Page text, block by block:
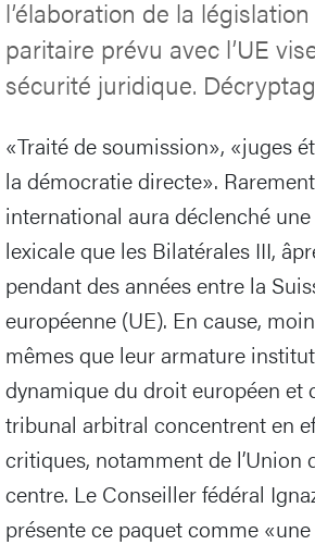
l’élaboration de la
paritaire prévu avec l’UE
sécurité juridique.
«Traité de soumission», «juges
la démocratie directe».
international aura déclenché
lexicale que les Bilatérales III,
pendant des années entre la
européenne (UE). En cause,
mêmes que leur armature
dynamique du droit européen et
tribunal arbitral concentrent en
critiques, notamment de l’Union
centre. Le Conseiller fédéral
présente ce paquet comme